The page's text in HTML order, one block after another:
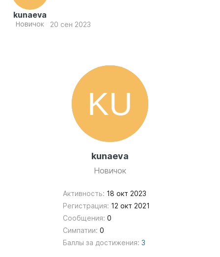
kunaeva
Новичок
Активность: 18 окт 2023
Регистрация: 12 окт 2021
Сообщения: 0
Симпатии: 0
Баллы за достижения: 3
kunaeva
Новичок 20 сен 2023